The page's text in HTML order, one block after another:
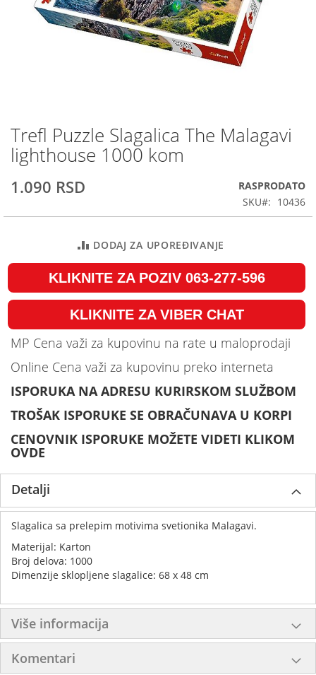
Skip
to
the
of
images
Trefl Puzzle Slagalica The Malagavi
lighthouse 1000 kom
1.090 RSD
RASPRODATO
SKU
10436
DODAJ ZA UPOREĐIVANJE
KLIKNITE ZA POZIV 063-277-596
KLIKNITE ZA VIBER CHAT
MP Cena važi za kupovinu na rate u maloprodaji
Online Cena važi za kupovinu preko interneta
ISPORUKA NA ADRESU KURIRSKOM SLUŽBOM
TROŠAK ISPORUKE SE OBRAČUNAVA U KORPI
CENOVNIK ISPORUKE MOŽETE VIDETI KLIKOM
OVDE
Detalji
Slagalica sa prelepim motivima svetionika Malagavi.
Materijal: Karton
Broj delova: 1000
Dimenzije sklopljene slagalice: 68 x 48 cm
Više informacija
Komentari